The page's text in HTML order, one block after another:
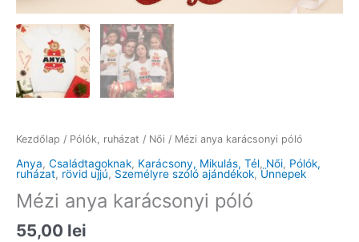
Kezdőlap / Pólók, ruházat / Női / Mézi anya karácsonyi póló
Anya, Családtagoknak, Karácsony, Mikulás, Tél, Női, Pólók,
ruházat, rövid ujjú, Személyre szóló ajándékok, Ünnepek
Mézi anya karácsonyi póló
55,00 lei